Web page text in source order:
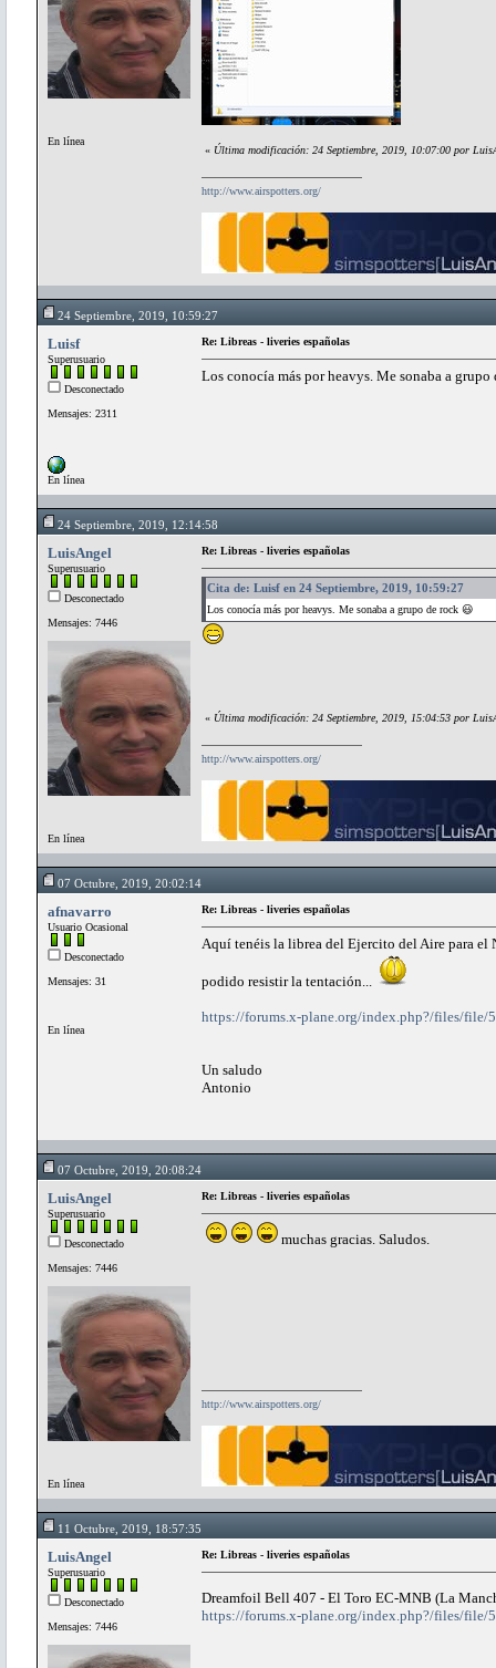
En línea
« Última modificación: 24 Septiembre, 2019, 10:07:00 por
http://www.airspotters.org/
24 Septiembre, 2019, 10:59:27
Luisf
Superusuario
Desconectado
Mensajes: 2311
En línea
Re: Libreas - liveries españolas
Los conocía más por heavys. Me sonaba a
24 Septiembre, 2019, 12:14:58
LuisAngel
Superusuario
Desconectado
Mensajes: 7446
En línea
Re: Libreas - liveries españolas
Cita de: Luisf en 24 Septiembre, 2019, 10:59:27
Los conocía más por heavys. Me sonaba a grupo de rock 😃
« Última modificación: 24 Septiembre, 2019, 15:04:53 por
http://www.airspotters.org/
07 Octubre, 2019, 20:02:14
afnavarro
Usuario Ocasional
Desconectado
Mensajes: 31
En línea
Re: Libreas - liveries españolas
Aquí tenéis la librea del Ejercito del Aire para
podido resistir la tentación...
https://forums.x-plane.org/index.php?/files/file/
Un saludo
Antonio
07 Octubre, 2019, 20:08:24
LuisAngel
Superusuario
Desconectado
Mensajes: 7446
En línea
Re: Libreas - liveries españolas
muchas gracias. Saludos.
http://www.airspotters.org/
11 Octubre, 2019, 18:57:35
LuisAngel
Superusuario
Desconectado
Mensajes: 7446
Re: Libreas - liveries españolas
Dreamfoil Bell 407 - El Toro EC-MNB (La
https://forums.x-plane.org/index.php?/files/file/